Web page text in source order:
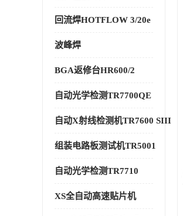
回流焊HOTFLOW 3/20e
波峰焊
BGA返修台HR600/2
自动光学检测TR7700QE
自动X射线检测机TR7600 SIII
组装电路板测试机TR5001
自动光学检测TR7710
XS全自动高速贴片机